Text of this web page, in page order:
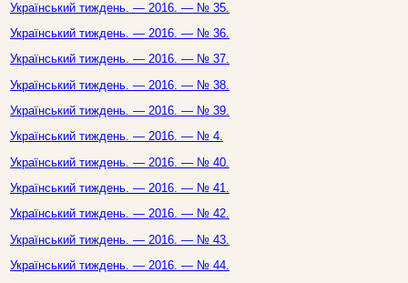
Український тиждень. — 2016. — № 35.
Український тиждень. — 2016. — № 36.
Український тиждень. — 2016. — № 37.
Український тиждень. — 2016. — № 38.
Український тиждень. — 2016. — № 39.
Український тиждень. — 2016. — № 4.
Український тиждень. — 2016. — № 40.
Український тиждень. — 2016. — № 41.
Український тиждень. — 2016. — № 42.
Український тиждень. — 2016. — № 43.
Український тиждень. — 2016. — № 44.